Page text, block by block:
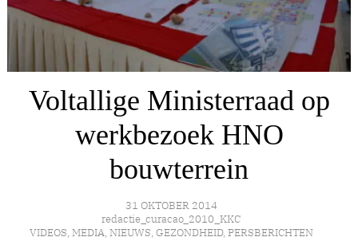
Voltallige Ministerraad op
werkbezoek HNO
bouwterrein
31 OKTOBER 2014
redactie_curacao_2010_KKC
VIDEOS, MEDIA, NIEUWS, GEZONDHEID, PERSBERICHTEN